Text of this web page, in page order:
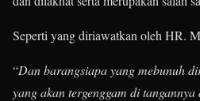
Seperti yang diriawatkan oleh HR.
“Dan barangsiapa yang mebunuh
yang akan tergenggam di